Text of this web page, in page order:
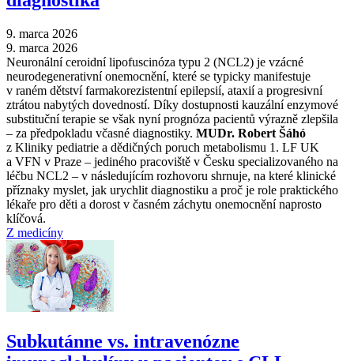
9. marca 2026
9. marca 2026
Neuronální ceroidní lipofuscinóza typu 2 (NCL2) je vzácné
neurodegenerativní onemocnění, které se typicky manifestuje
v raném dětství farmakorezistentní epilepsií, ataxií a progresivní
ztrátou nabytých dovedností. Díky dostupnosti kauzální enzymové
substituční terapie se však nyní prognóza pacientů výrazně zlepšila
–⁠ za předpokladu včasné diagnostiky. MUDr. Robert Šáhó
z Kliniky pediatrie a dědičných poruch metabolismu 1. LF UK
a VFN v Praze –⁠ jediného pracoviště v Česku specializovaného na
léčbu NCL2 –⁠ v následujícím rozhovoru shrnuje, na které klinické
příznaky myslet, jak urychlit diagnostiku a proč je role praktického
lékaře pro děti a dorost v časném záchytu onemocnění naprosto
klíčová.
Z medicíny
Subkutánne vs. intravenózne